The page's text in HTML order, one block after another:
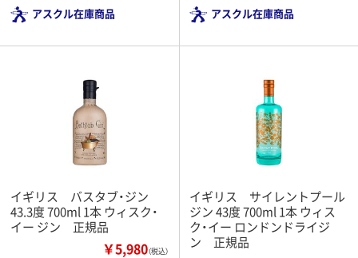
アスクル在庫商品
アスクル在庫商品
イギリス バスタブ・ジン
43.3度 700ml 1本 ウィスク・
イー ジン 正規品
￥5,980（税込）
イギリス サイレントプール
ジン 43度 700ml 1本 ウィス
ク・イー ロンドンドライジ
ン 正規品